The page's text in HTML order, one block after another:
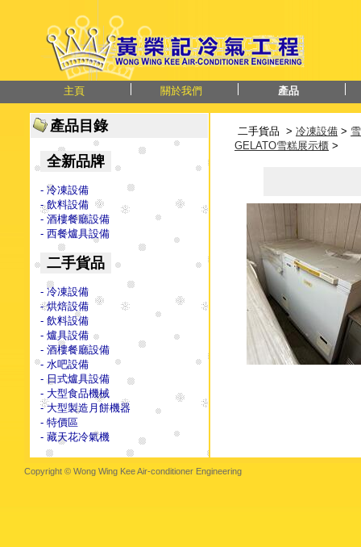
主頁 關於我們 產品
產品目錄
全新品牌
- 冷凍設備
- 飲料設備
- 酒樓餐廳設備
- 西餐爐具設備
二手貨品
- 冷凍設備
- 烘焙設備
- 飲料設備
- 爐具設備
- 酒樓餐廳設備
- 水吧設備
- 日式爐具設備
- 大型食品機械
- 大型製造月餅機器
- 特價區
- 藏天花冷氣機
二手貨品 > 冷凍設備 >
GELATO雪糕展示櫃 >
Copyright © Wong Wing Kee Air-conditioner Engineering